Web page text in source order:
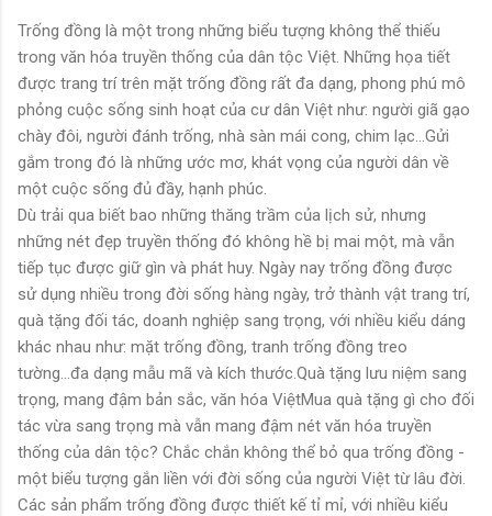
Trống đồng là một trong những biểu tượng không thể thiếu
trong văn hóa truyền thống của dân tộc Việt. Những họa tiết
được trang trí trên mặt trống đồng rất đa dạng, phong phú mô
phỏng cuộc sống sinh hoạt của cư dân Việt như: người giã gạo
chày đôi, người đánh trống, nhà sàn mái cong, chim lạc...Gửi
gắm trong đó là những ước mơ, khát vọng của người dân về
một cuộc sống đủ đầy, hạnh phúc.
Dù trải qua biết bao những thăng trầm của lịch sử, nhưng
những nét đẹp truyền thống đó không hề bị mai một, mà vẫn
tiếp tục được giữ gìn và phát huy. Ngày nay trống đồng được
sử dụng nhiều trong đời sống hàng ngày, trở thành vật trang trí,
quà tặng đối tác, doanh nghiệp sang trọng, với nhiều kiểu dáng
khác nhau như: mặt trống đồng, tranh trống đồng treo
tường...đa dạng mẫu mã và kích thước.Quà tặng lưu niệm sang
trọng, mang đậm bản sắc, văn hóa ViệtMua quà tặng gì cho đối
tác vừa sang trọng mà vẫn mang đậm nét văn hóa truyền
thống của dân tộc? Chắc chắn không thể bỏ qua trống đồng -
một biểu tượng gắn liền với đời sống của người Việt từ lâu đời.
Các sản phẩm trống đồng được thiết kế tỉ mỉ, với nhiều kiểu